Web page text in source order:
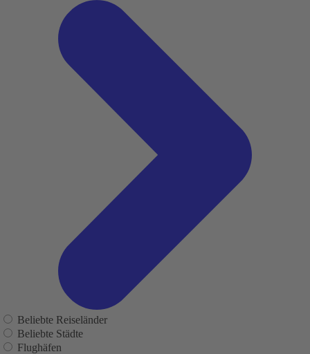
Beliebte Reiseländer
Beliebte Städte
Flughäfen